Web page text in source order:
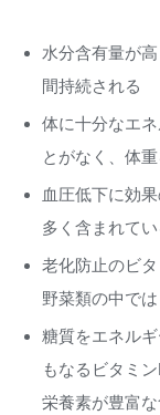
水分含有量が
間持続される
体に十分なエ
とがなく、体
血圧低下に効
多く含まれてい
老化防止のビ
野菜類の中で
糖質をエネル
もなるビタミ
栄養素が豊富な